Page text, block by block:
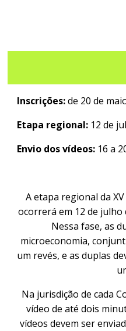
Inscrições:de 20 de
Etapa regional: 12 de
Envio dos vídeos: 16 a
A etapa regional da
ocorrerá em 12 de julho
Nessa fase, as
microeconomia,
um revés, e as duplas
Na jurisdição de cada
vídeo de até dois
vídeos devem ser